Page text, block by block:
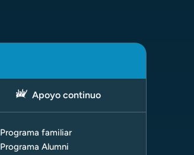
Apoyo continuo
Programa familiar
Programa Alumni